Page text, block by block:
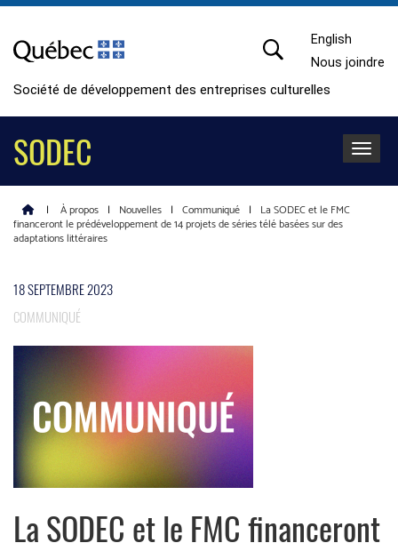
Société de développement des entreprises culturelles
English
Nous joindre
SODEC
| À propos | Nouvelles | Communiqué |
La SODEC et le FMC
financeront le prédéveloppement de 14 projets de séries télé basées sur des
adaptations littéraires
18 SEPTEMBRE 2023
COMMUNIQUÉ
La SODEC et le FMC financeront